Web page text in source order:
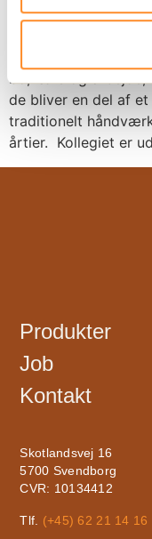
inspirerende
bo, lære og arbejde,
de bliver en del af
traditionelt
årtier. Kollegiet er
Produkter
Job
Kontakt
Skotlandsvej 16
5700 Svendborg
CVR: 10134412
Tlf. (+45) 62 21 14 16